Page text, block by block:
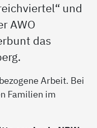
und
AWO
das
Arbeit. Bei
Familien im